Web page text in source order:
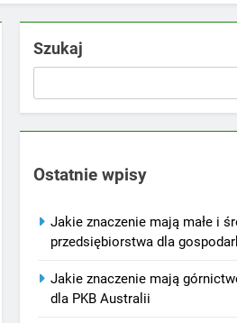
Szukaj
Ostatnie wpisy
Jakie znaczenie mają małe i
przedsiębiorstwa dla
Jakie znaczenie mają
dla PKB Australii